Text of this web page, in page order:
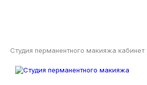
Студия перманентного макияжа кабинет